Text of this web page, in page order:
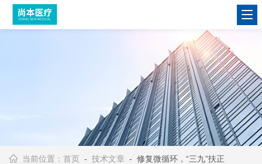
当前位置：首页 -技术文章 - 修复微循环，“三九”扶正